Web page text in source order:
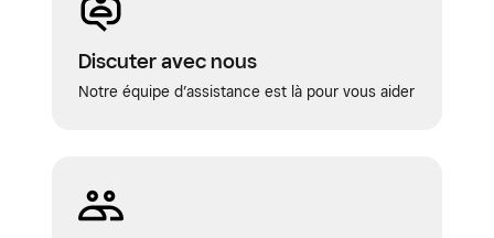
Discuter avec nous
Notre équipe d’assistance est là pour vous aider